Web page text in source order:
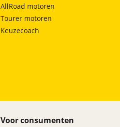
AllRoad motoren
Tourer motoren
Keuzecoach
Voor consumenten